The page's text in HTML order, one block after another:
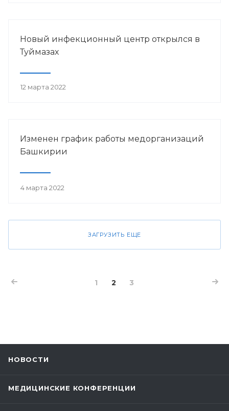
Новый инфекционный центр открылся в
Туймазах
12 марта 2022
Изменен график работы медорганизаций
Башкирии
4 марта 2022
ЗАГРУЗИТЬ ЕЩЕ
1 2 3
НОВОСТИ
МЕДИЦИНСКИЕ КОНФЕРЕНЦИИ